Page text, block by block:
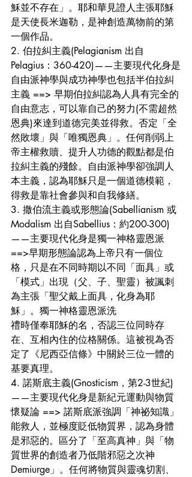
穌並不存在」。耶和華見證人主張耶穌
是天使長米迦勒，是神創造萬物前的第
一個作品。
2. 伯拉糾主義(Pelagianism 出自
Pelagius：360-420)——主要現代化身是
自由派神學與成功神學也包括半伯拉糾
主義 ==> 早期伯拉糾認為人具有完全的
自由意志，可以靠自己的努力(不需超然
恩典)來達到道德完美並得救。否定「全
然敗壞」與「唯獨恩典」。任何削弱上
帝主權救贖、提升人功德的觀點都是伯
拉糾主義的殘餘。自由派神學卻強調人
本主義，認為耶穌只是一個道德模範，
得救是靠社會參與和自我修繕。
3. 撒伯流主義或形態論(Sabellianism 或
Modalism 出自Sabellius：約200-300)
——主要現代化身是獨一神格靈恩派
==>早期形態論認為上帝只有一個位
格，只是在不同時期以不同「面具」或
「模式」出現（父、子、聖靈）被諷刺
為主張「聖父戴上面具，化身為耶
穌」。獨一神格靈恩派洗
禮時僅奉耶穌的名，否認三位同時存
在、互相內住的位格關係。這被視為否
定了《尼西亞信條》中關於三位一體的
基要真理。
4. 諾斯底主義(Gnosticism，第2-3世紀)
——主要現代化身是新紀元運動與物質
懷疑論 ==> 諾斯底派強調「神祕知識」
能救人，並極度貶低物質界，認為身體
是邪惡的。區分了「至高真神」與「物
質世界的創造者乃低階邪惡之次神
Demiurge」。任何將物質與靈魂切割、